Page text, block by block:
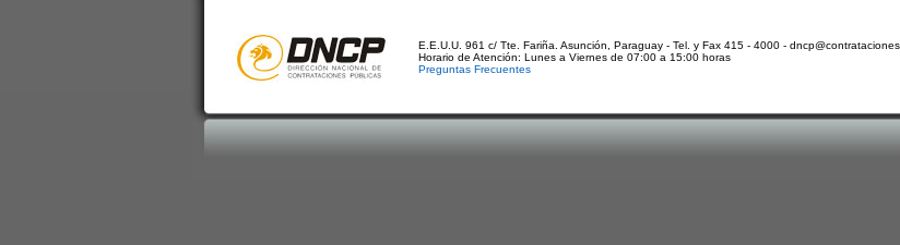
E.E.U.U. 961 c/ Tte. Fariña. Asunción, Paraguay - Tel. y Fax 415 - 4000 -
Horario de Atención: Lunes a Viernes de 07:00 a 15:00 horas
Preguntas Frecuentes